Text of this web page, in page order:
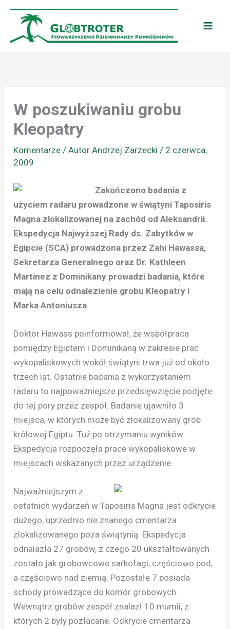
Przejdź
treści
W poszukiwaniu grobu
Kleopatry
Komentarze / Autor Andrzej Zarzecki/ 2 czerwca,
2009
Zakończono badania z
użyciem radaru prowadzone w świątyni Taposiris
Magna zlokalizowanej na zachód od Aleksandrii.
Ekspedycja Najwyższej Rady ds. Zabytków w
Egipcie (SCA) prowadzona przez Zahi Hawassa,
Sekretarza Generalnego oraz Dr. Kathleen
Martinez z Dominikany prowadzi badania, które
mają na celu odnalezienie grobu Kleopatry i
Marka Antoniusza
Doktor Hawass poinformował, że współpraca
pomiędzy Egiptem i Dominikaną w zakresie prac
wykopaliskowych wokół świątyni trwa już od około
trzech lat. Ostatnie badania z wykorzystaniem
radaru to najpoważniejsze przedsięwzięcie podjęte
do tej pory przez zespół. Badanie ujawniło 3
miejsca, w których może być zlokalizowany grób
królowej Egiptu. Tuż po otrzymaniu wyników
Ekspedycja rozpoczęła prace wykopaliskowe w
miejscach wskazanych przez urządzenie.
Najważniejszym z
ostatnich wydarzeń w Taposiris Magna jest odkrycie
dużego, uprzednio nie znanego cmentarza
zlokalizowanego poza świątynią. Ekspedycja
odnalazła 27 grobów, z czego 20 ukształtowanych
zostało jak grobowcowe sarkofagi, częściowo pod,
a częściowo nad ziemią. Pozostałe 7 posiada
schody prowadzące do komór grobowych.
Wewnątrz grobów zespół znalazł 10 mumii, z
których 2 były pozłacane. Odkrycie cmentarza